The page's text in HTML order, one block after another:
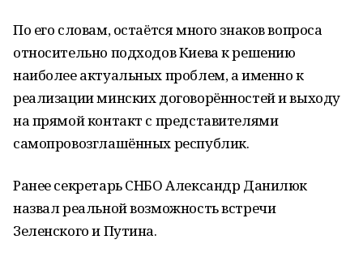
По его словам, остаётся много знаков вопроса
относительно подходов Киева к решению
наиболее актуальных проблем, а именно к
реализации минских договорённостей и выходу
на прямой контакт с представителями
самопровозглашённых республик.
Ранее секретарь СНБО Александр Данилюк
назвал реальной возможность встречи
Зеленского и Путина.